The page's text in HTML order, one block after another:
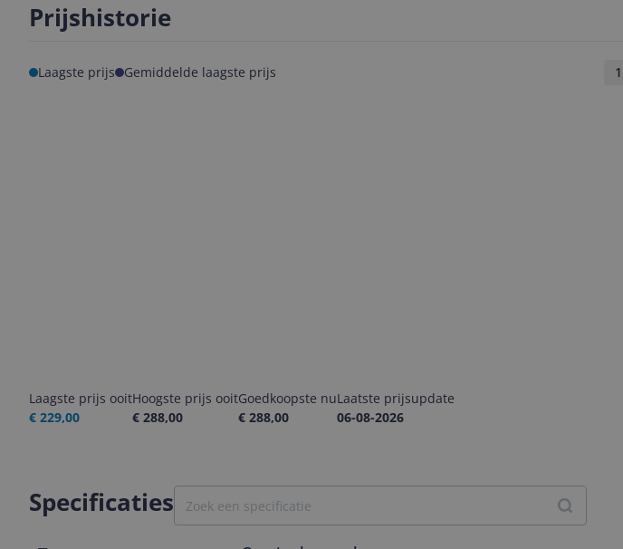
Prijshistorie
Laagste prijs Gemiddelde laagste prijs
Laagste prijs ooit
€ 229,00
Hoogste prijs ooit
€ 288,00
Goedkoopste nu
€ 288,00
Laatste prijsupdate
06-08-2026
Specificaties